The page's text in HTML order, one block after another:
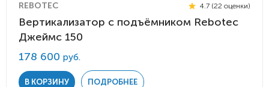
REBOTEC 4.7 (22 оценки)
Вертикализатор с подъёмником Rebotec
Джеймс 150
178 600 руб.
В КОРЗИНУ ПОДРОБНЕЕ